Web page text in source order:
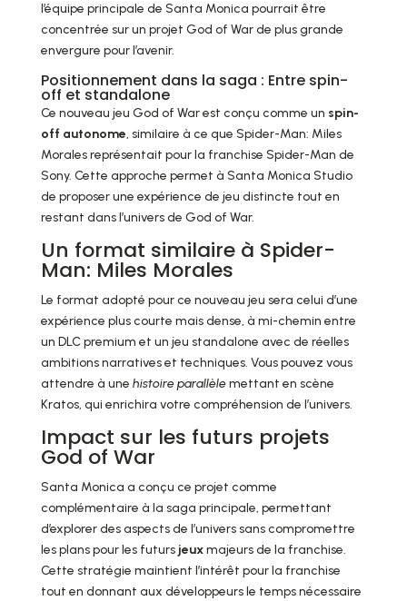
l’équipe principale de Santa Monica pourrait être
concentrée sur un projet God of War de plus grande
envergure pour l’avenir.
Positionnement dans la saga : Entre spin-
off et standalone
Ce nouveau jeu God of War est conçu comme un spin-
off autonome, similaire à ce que Spider-Man: Miles
Morales représentait pour la franchise Spider-Man de
Sony. Cette approche permet à Santa Monica Studio
de proposer une expérience de jeu distincte tout en
restant dans l’univers de God of War.
Un format similaire à Spider-
Man: Miles Morales
Le format adopté pour ce nouveau jeu sera celui d’une
expérience plus courte mais dense, à mi-chemin entre
un DLC premium et un jeu standalone avec de réelles
ambitions narratives et techniques. Vous pouvez vous
attendre à une histoire parallèlemettant en scène
Kratos, qui enrichira votre compréhension de l’univers.
Impact sur les futurs projets
God of War
Santa Monica a conçu ce projet comme
complémentaire à la saga principale, permettant
d’explorer des aspects de l’univers sans compromettre
les plans pour les futursjeuxmajeurs de la franchise.
Cette stratégie maintient l’intérêt pour la franchise
tout en donnant aux développeurs le temps nécessaire